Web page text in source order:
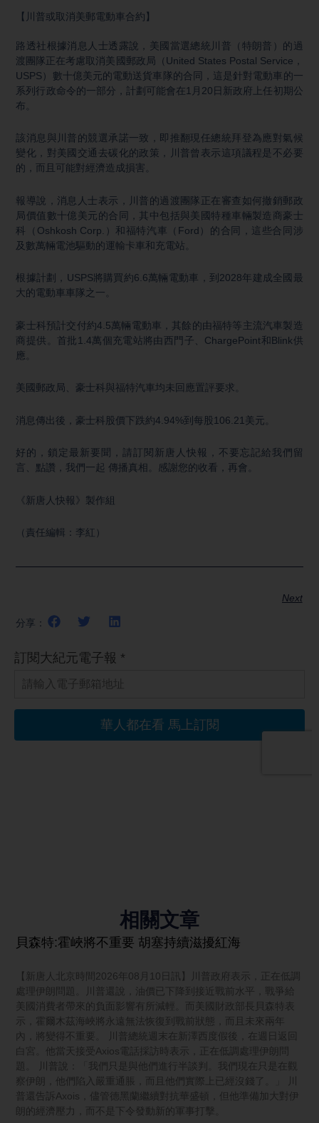
【川普或取消美郵電動車合約】
路透社根據消息人士透露說，美國當選總統川普（特朗普）的過
渡團隊正在考慮取消美國郵政局（United States Postal Service，
USPS）數十億美元的電動送貨車隊的合同，這是針對電動車的一
系列行政命令的一部分，計劃可能會在1月20日新政府上任初期公
布。
該消息與川普的競選承諾一致，即推翻現任總統拜登為應對氣候
變化，對美國交通去碳化的政策，川普曾表示這項議程是不必要
的，而且可能對經濟造成損害。
報導說，消息人士表示，川普的過渡團隊正在審查如何撤銷郵政
局價值數十億美元的合同，其中包括與美國特種車輛製造商豪士
科（Oshkosh Corp.）和福特汽車（Ford）的合同，這些合同涉
及數萬輛電池驅動的運輸卡車和充電站。
根據計劃，USPS將購買約6.6萬輛電動車，到2028年建成全國最
大的電動車車隊之一。
豪士科預計交付約4.5萬輛電動車，其餘的由福特等主流汽車製造
商提供。首批1.4萬個充電站將由西門子、ChargePoint和Blink供
應。
美國郵政局、豪士科與福特汽車均未回應置評要求。
消息傳出後，豪士科股價下跌約4.94%到每股106.21美元。
好的，鎖定最新要聞，請訂閱新唐人快報，不要忘記給我們留
言、點讚，我們一起 傳播真相。感謝您的收看，再會。
《新唐人快報》製作組
（責任編輯：李紅）
Next
分享：
相關文章
貝森特:霍峽將不重要 胡塞持續滋擾紅海
【新唐人北京時間2026年08月10日訊】川普政府表示，正在低調
處理伊朗問題。川普還說，油價已下降到接近戰前水平，戰爭給
美國消費者帶來的負面影響有所減輕。而美國財政部長貝森特表
示，霍爾木茲海峽將永遠無法恢復到戰前狀態，而且未來兩年
內，將變得不重要。 川普總統週末在新澤西度假後，在週日返回
白宮。他當天接受Axios電話採訪時表示，正在低調處理伊朗問
題。 川普說：「我們只是與他們進行半談判。我們現在只是在觀
察伊朗，他們陷入嚴重通脹，而且他們實際上已經沒錢了。」 川
普還告訴Axois，儘管德黑蘭繼續對抗華盛頓，但他準備加大對伊
朗的經濟壓力，而不是下令發動新的軍事打擊。